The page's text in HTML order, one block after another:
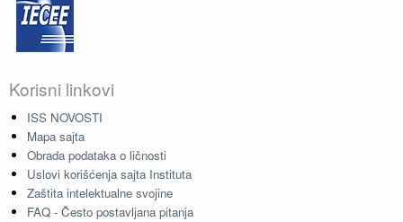
Korisni linkovi
ISS NOVOSTI
Mapa sajta
Obrada podataka o ličnosti
Uslovi korišćenja sajta Instituta
Zaštita intelektualne svojine
FAQ - Često postavljana pitanja